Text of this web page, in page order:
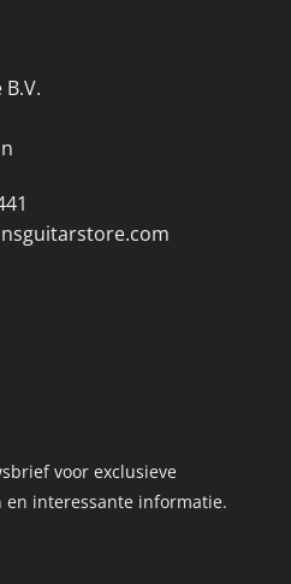
voor exclusieve
interessante informatie.